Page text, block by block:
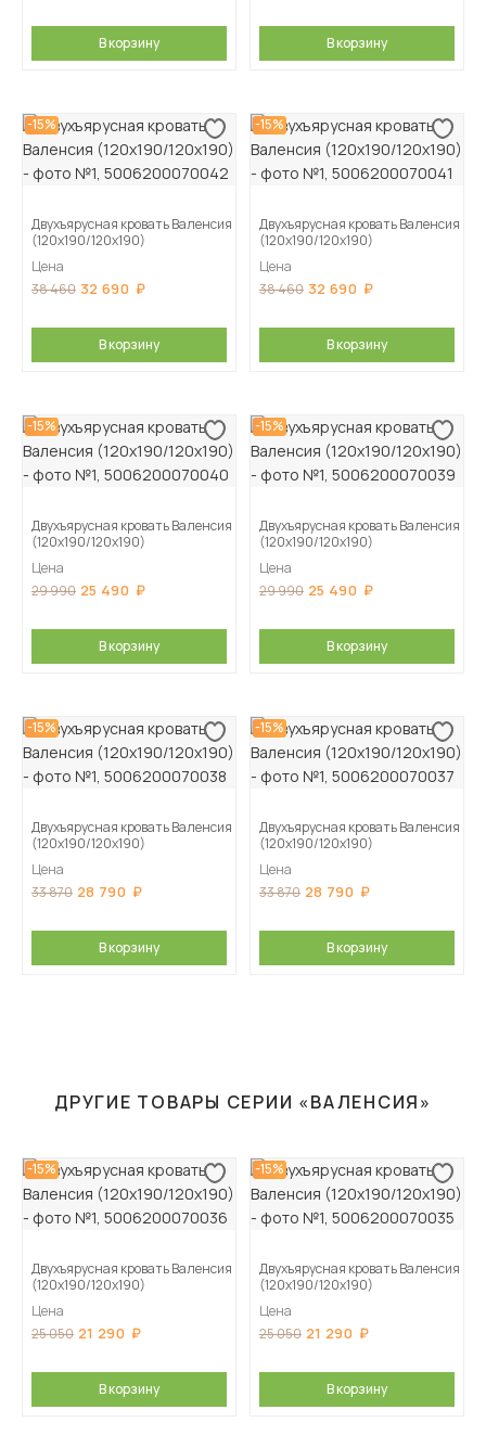
В корзину В корзину
-15%
Двухъярусная кровать Валенсия
(120х190/120х190)
Цена
38 460 32 690
В корзину
-15%
Двухъярусная кровать Валенсия
(120х190/120х190)
Цена
38 460 32 690
В корзину
-15%
Двухъярусная кровать Валенсия
(120х190/120х190)
Цена
29 990 25 490
В корзину
-15%
Двухъярусная кровать Валенсия
(120х190/120х190)
Цена
29 990 25 490
В корзину
-15%
Двухъярусная кровать Валенсия
(120х190/120х190)
Цена
33 870 28 790
В корзину
-15%
Двухъярусная кровать Валенсия
(120х190/120х190)
Цена
33 870 28 790
В корзину
ДРУГИЕ ТОВАРЫ СЕРИИ «ВАЛЕНСИЯ»
-15%
Двухъярусная кровать Валенсия
(120х190/120х190)
Цена
25 050 21 290
В корзину
-15%
Двухъярусная кровать Валенсия
(120х190/120х190)
Цена
25 050 21 290
В корзину